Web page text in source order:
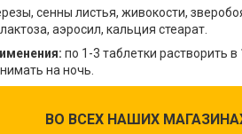
сенны листья, живокости,
аэросил, кальция стеарат.
по 1-3 таблетки растворить
на ночь.
ВО ВСЕХ НАШИХ